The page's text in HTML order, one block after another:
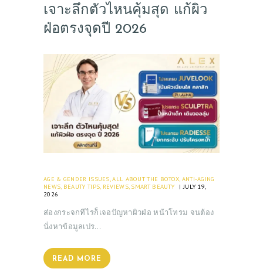
เจาะลึกตัวไหนคุ้มสุด แก้ผิว
ฝ่อตรงจุดปี 2026
AGE & GENDER ISSUES,ALL ABOUT THE BOTOX, ANTI-AGING
NEWS, BEAUTY TIPS, REVIEWS, SMART BEAUTY
JULY 19,
2026
ส่องกระจกทีไรก็เจอปัญหาผิวฝ่อ หน้าโทรม จนต้อง
นั่งหาข้อมูลเปร…
READ MORE